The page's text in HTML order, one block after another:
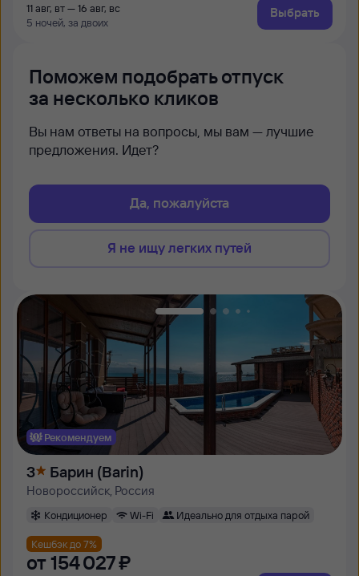
11 авг, вт — 16 авг, вс
5 ночей, за двоих
Выбрать
Поможем подобрать отпуск
за несколько кликов
Вы нам ответы на вопросы, мы вам — лучшие
предложения. Идет?
Да, пожалуйста
Я не ищу легких путей
Рекомендуем
3 Барин (Barin)
Новороссийск, Россия
Кондиционер Wi-Fi Идеально для отдыха парой
Кешбэк до 7%
от 154 ⁠027 ⁠₽